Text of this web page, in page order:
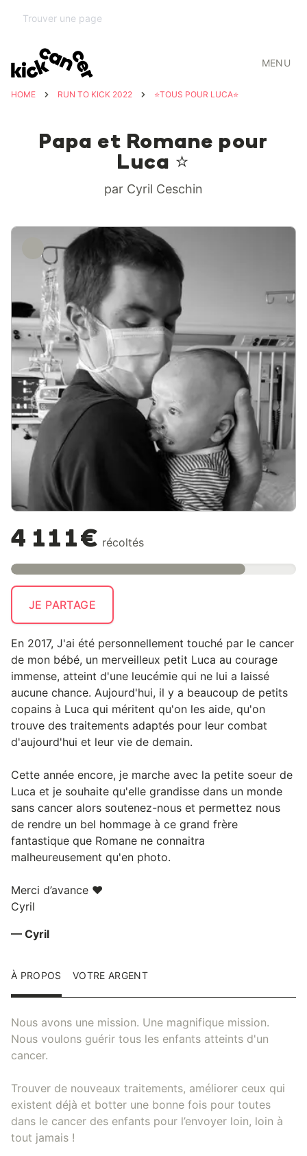
MENU
HOME RUN TO KICK 2022 ⭐️TOUS POUR LUCA⭐️
Papa et Romane pour
Luca ⭐️
par Cyril Ceschin
4 111€ récoltés
JE PARTAGE
En 2017, J'ai été personnellement touché par le cancer
de mon bébé, un merveilleux petit Luca au courage
immense, atteint d'une leucémie qui ne lui a laissé
aucune chance. Aujourd'hui, il y a beaucoup de petits
copains à Luca qui méritent qu'on les aide, qu'on
trouve des traitements adaptés pour leur combat
d'aujourd'hui et leur vie de demain.
Cette année encore, je marche avec la petite soeur de
Luca et je souhaite qu'elle grandisse dans un monde
sans cancer alors soutenez-nous et permettez nous
de rendre un bel hommage à ce grand frère
fantastique que Romane ne connaitra
malheureusement qu'en photo.
Merci d’avance ❤️
Cyril
— Cyril
À PROPOS VOTRE ARGENT
Nous avons une mission. Une magnifique mission.
Nous voulons guérir tous les enfants atteints d'un
cancer.
Trouver de nouveaux traitements, améliorer ceux qui
existent déjà et botter une bonne fois pour toutes
dans le cancer des enfants pour l’envoyer loin, loin à
tout jamais !